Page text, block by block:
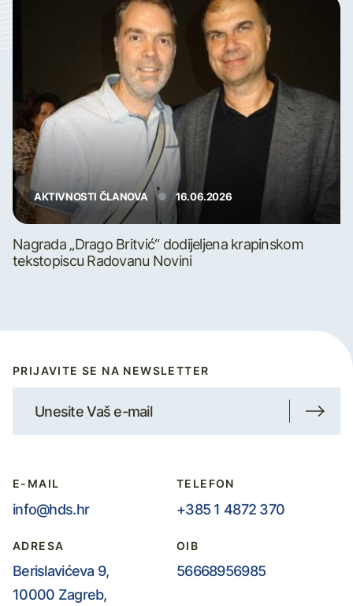
AKTIVNOSTI ČLANOVA 16.06.2026
Nagrada „Drago Britvić“ dodijeljena krapinskom
tekstopiscu Radovanu Novini
PRIJAVITE SE NA NEWSLETTER
E-MAIL
info@hds.hr
TELEFON
+385 1 4872 370
ADRESA
Berislavićeva 9,
10000 Zagreb,
OIB
56668956985